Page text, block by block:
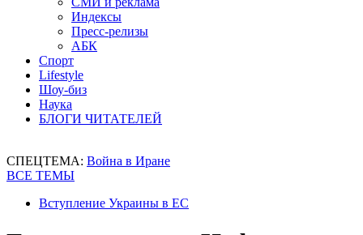
Индексы
Пресс-релизы
АБК
Спорт
Lifestyle
Шоу-биз
Наука
БЛОГИ ЧИТАТЕЛЕЙ
СПЕЦТЕМА: Война в Иране
ВСЕ ТЕМЫ
Вступление Украины в ЕС